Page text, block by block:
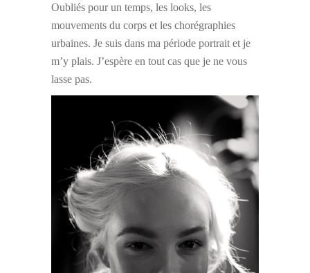
Oubliés pour un temps, les looks, les
mouvements du corps et les chorégraphies
urbaines. Je suis dans ma période portrait et je
m’y plais. J’espère en tout cas que je ne vous
lasse pas.